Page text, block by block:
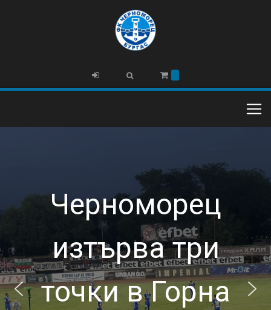
Черноморец
изтърва три
точки в Горна